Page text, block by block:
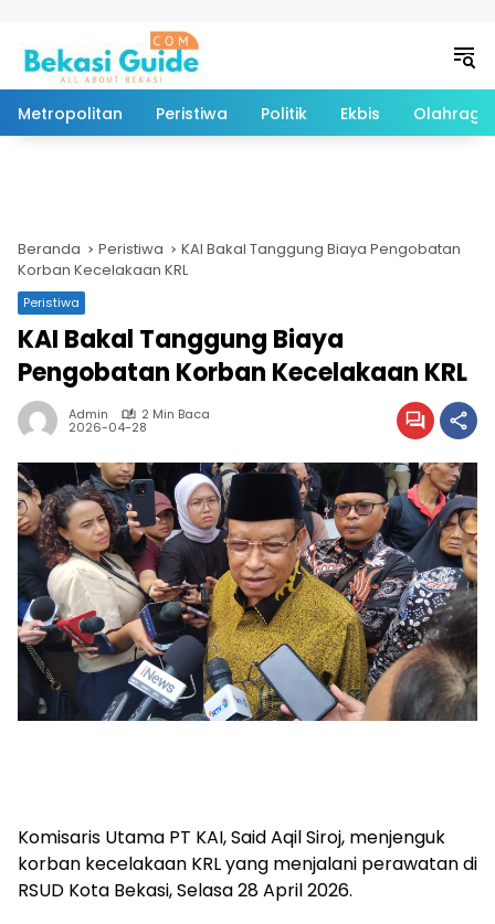
Metropolitan Peristiwa Politik Ekbis Olahraga
Beranda Peristiwa
KAI Bakal Tanggung Biaya Pengobatan
Korban Kecelakaan KRL
Peristiwa
KAI Bakal Tanggung Biaya
Pengobatan Korban Kecelakaan KRL
Admin 2 Min Baca
2026-04-28
Komisaris Utama PT KAI, Said Aqil Siroj, menjenguk
korban kecelakaan KRL yang menjalani perawatan di
RSUD Kota Bekasi, Selasa 28 April 2026.